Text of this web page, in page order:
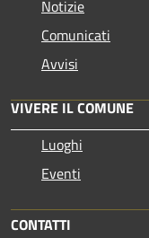
Notizie
Comunicati
Avvisi
VIVERE IL COMUNE
Luoghi
Eventi
CONTATTI